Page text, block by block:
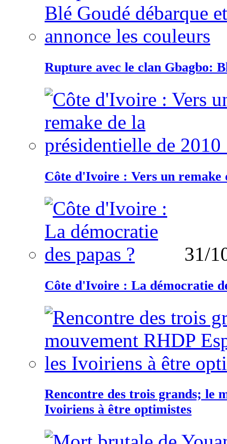
Rupture avec le clan Gbagbo:
Côte d'Ivoire : Vers un remake
31/
Côte d'Ivoire : La démocratie
Rencontre des trois grands; le
Ivoiriens à être optimistes